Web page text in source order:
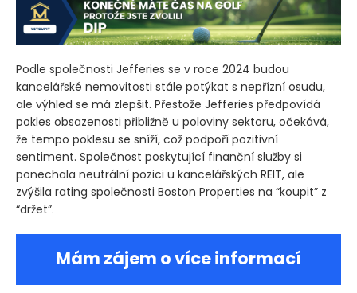
Podle společnosti Jefferies se v roce 2024 budou
kancelářské nemovitosti stále potýkat s nepřízní osudu,
ale výhled se má zlepšit. Přestože Jefferies předpovídá
pokles obsazenosti přibližně u poloviny sektoru, očekává,
že tempo poklesu se sníží, což podpoří pozitivní
sentiment. Společnost poskytující finanční služby si
ponechala neutrální pozici u kancelářských REIT, ale
zvýšila rating společnosti Boston Properties na “koupit” z
“držet”.
Mám zájem o více informací